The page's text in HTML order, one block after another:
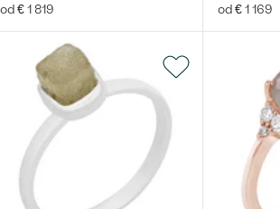
od € 1 819 od € 1 169